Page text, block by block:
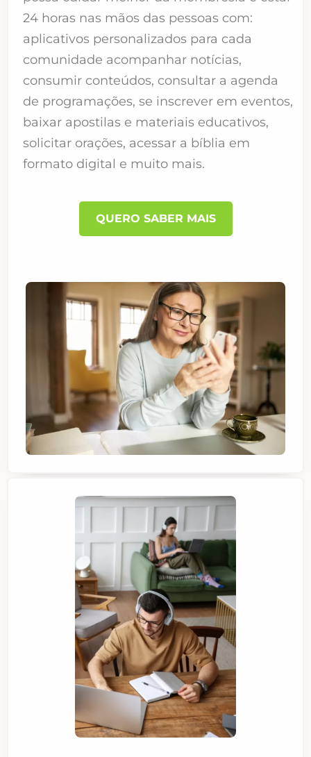
24 horas nas mãos das pessoas com:
aplicativos personalizados para cada
comunidade acompanhar notícias,
consumir conteúdos, consultar a agenda
de programações, se inscrever em eventos,
baixar apostilas e materiais educativos,
solicitar orações, acessar a bíblia em
formato digital e muito mais.
QUERO SABER MAIS